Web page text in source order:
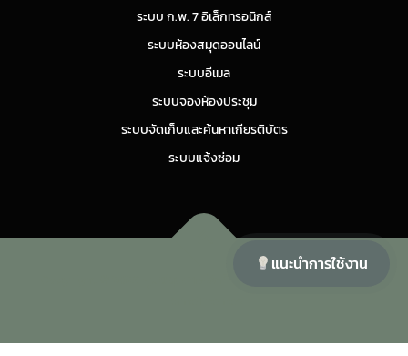
ระบบ ก.พ. 7 อิเล็กทรอนิกส์
ระบบห้องสมุดออนไลน์
ระบบอีเมล
ระบบจองห้องประชุม
ระบบจัดเก็บและค้นหาเกียรติบัตร
ระบบแจ้งซ่อม
แนะนำการใช้งาน